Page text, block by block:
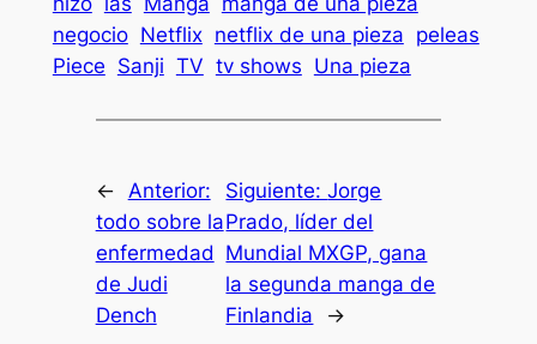
negocio Netflix netflix de una pieza peleas
Piece Sanji TV tv shows Una pieza
←
Anterior:
todo sobre la
enfermedad
de Judi
Dench
Siguiente:Jorge
Prado, líder del
Mundial MXGP, gana
la segunda manga de
Finlandia
→